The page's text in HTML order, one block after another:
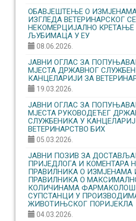
ОБАВЈЕШТЕЊЕ О
ИЗГЛЕДА ВЕТЕРИНАРСКОГ
НЕКОМЕРЦИЈАЛНО
ЉУБИМАЦА У ЕУ
08.06.2026.
ЈАВНИ ОГЛАС ЗА
МЈЕСТА ДРЖАВНОГ
КАНЦЕЛАРИЈИ ЗА
19.03.2026.
ЈАВНИ ОГЛАС ЗА
МЈЕСТА РУКОВОДЕЋЕГ
СЛУЖБЕНИКА У
ВЕТЕРИНАРСТВО БИХ
05.03.2026.
ЈАВНИ ПОЗИВ ЗА
ПРИЈЕДЛОГА И КОМЕНТАРА
ПРАВИЛНИКА О
ПРАВИЛНИКА О
КОЛИЧИНАМА
СУПСТАНЦИ У
ЖИВОТИЊСКОГ ПОРИЈЕКЛА
04.03.2026.